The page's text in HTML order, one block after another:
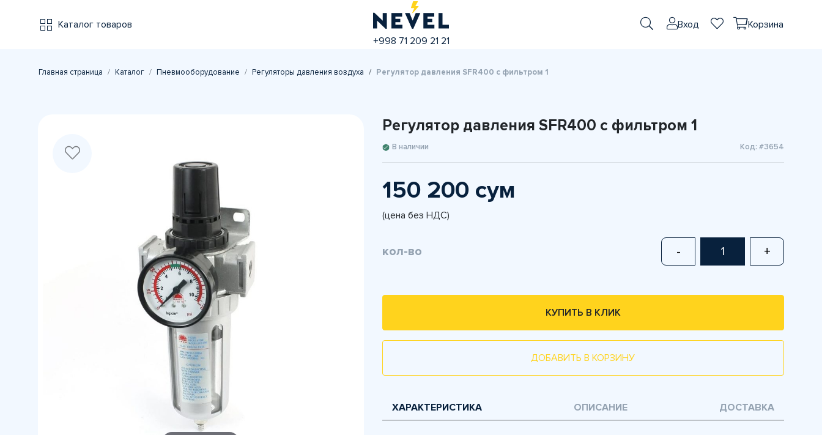
Каталог товаров
+998 71 209 21 21
Вход Корзина
Главная страница Каталог Пневмооборудование Регуляторы давления воздуха Регулятор давления SFR400 с фильтром 1
Регулятор давления SFR400 с фильтром 1
В наличии Код: #3654
150 200 сум
(цена без НДС)
кол-во - +
КУПИТЬ В КЛИК
ДОБАВИТЬ В КОРЗИНУ
ХАРАКТЕРИСТИКА ОПИСАНИЕ ДОСТАВКА